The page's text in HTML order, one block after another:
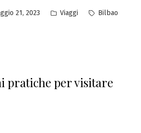
21, 2023
Pubblicato
Viaggi Tag:
Bilbao
pratiche per visitare